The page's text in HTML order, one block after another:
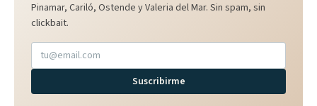
Pinamar, Cariló, Ostende y Valeria del Mar. Sin spam, sin
clickbait.
Suscribirme